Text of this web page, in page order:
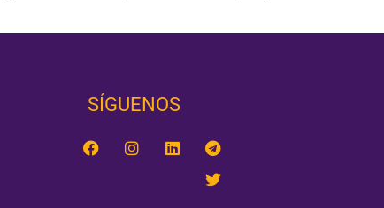
SÍGUENOS‎